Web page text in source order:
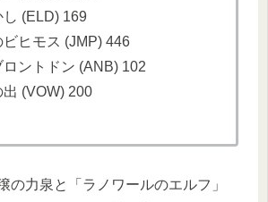
(ELD) 169
ヒモス (JMP) 446
ントドン (ANB) 102
(VOW) 200
の力泉と「ラノワールのエルフ」